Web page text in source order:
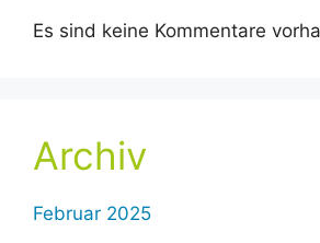
Es sind keine Kommentare
Archiv
Februar 2025